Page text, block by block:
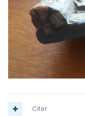
Citer